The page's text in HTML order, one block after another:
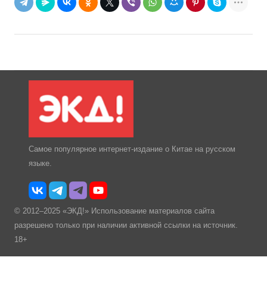
Самое популярное интернет-издание о Китае на русском
языке.
© 2012–2025 «ЭКД!» Использование материалов сайта
разрешено только при наличии активной ссылки на источник.
18+